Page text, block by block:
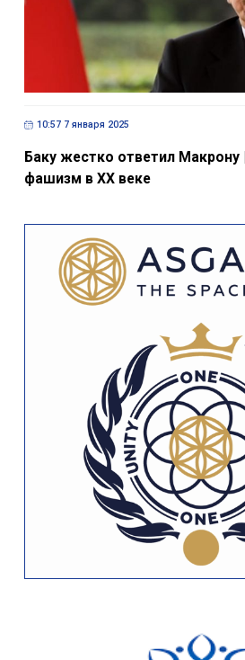
10:57 7 января 2025
Баку жестко ответил Макрону
фашизм в ХХ веке